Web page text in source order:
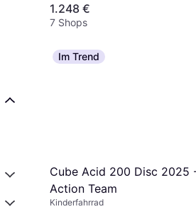
1.248 €
7 Shops
Im Trend
Cube Acid 200 Disc 2025
Action Team
Kinderfahrrad